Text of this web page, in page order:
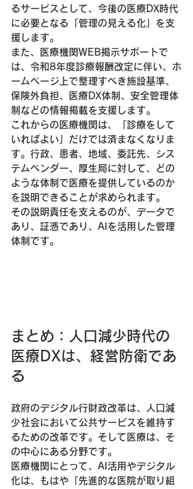
るサービスとして、今後の医療DX時代
に必要となる「管理の見える化」を支
援します。
また、医療機関WEB掲示サポートで
は、令和8年度診療報酬改定に伴い、ホ
ームページ上で整理すべき施設基準、
保険外負担、医療DX体制、安全管理体
制などの情報掲載を支援します。
これからの医療機関は、「診療をして
いればよい」だけでは済まなくなりま
す。行政、患者、地域、委託先、シス
テムベンダー、厚生局に対して、どの
ような体制で医療を提供しているのか
を説明できることが求められます。
その説明責任を支えるのが、データで
あり、証憑であり、AIを活用した管理
体制です。
まとめ：人口減少時代の
医療DXは、経営防衛であ
る
政府のデジタル行財政改革は、人口減
少社会において公共サービスを維持す
るための改革です。そして医療は、そ
の中心にある分野です。
医療機関にとって、AI活用やデジタル
化は、もはや「先進的な医院が取り組